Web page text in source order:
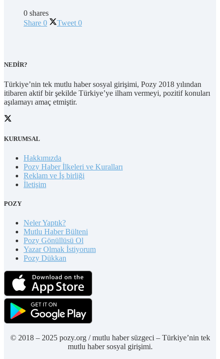
0 shares
Share 0 Tweet 0
NEDİR?
Türkiye’nin tek mutlu haber sosyal girişimi, Pozy 2018 yılından
itibaren aktif bir şekilde Türkiye’ye ilham vermeyi, pozitif konuları
aşılamayı amaç etmiştir.
KURUMSAL
Hakkımızda
Pozy Haber İlkeleri ve Kuralları
Reklam ve İş birliği
İletişim
POZY
Neler Yaptık?
Mutlu Haber Bülteni
Pozy Gönüllüsü Ol
Yazar Olmak İstiyorum
Pozy Dükkan
© 2018 – 2025 pozy.org / mutlu haber süzgeci – Türkiye’nin tek
mutlu haber sosyal girişimi.